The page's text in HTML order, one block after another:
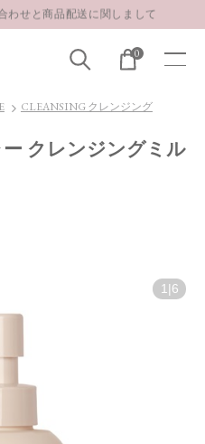
ースはこちら
わせと商品配送に関しまして
ースはこちら
0
CLEANSING クレンジング
ー クレンジングミル
1 6